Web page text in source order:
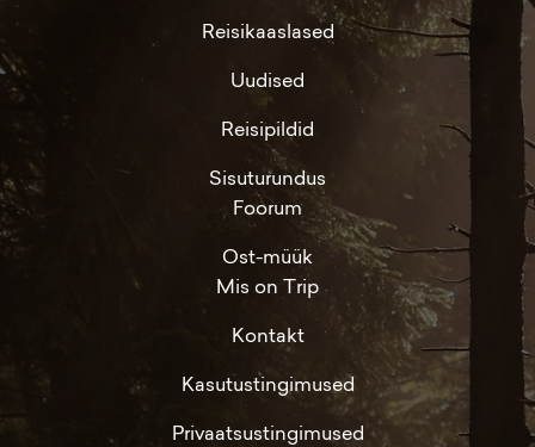
Reisikaaslased
Uudised
Reisipildid
Sisuturundus
Foorum
Ost-müük
Mis on Trip
Kontakt
Kasutustingimused
Privaatsustingimused